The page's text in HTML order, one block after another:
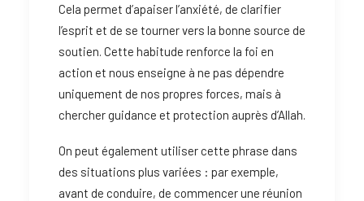
Cela permet d’apaiser l’anxiété, de clarifier
l’esprit et de se tourner vers la bonne source de
soutien. Cette habitude renforce la foi en
action et nous enseigne à ne pas dépendre
uniquement de nos propres forces, mais à
chercher guidance et protection auprès d’Allah.
On peut également utiliser cette phrase dans
des situations plus variées : par exemple,
avant de conduire, de commencer une réunion